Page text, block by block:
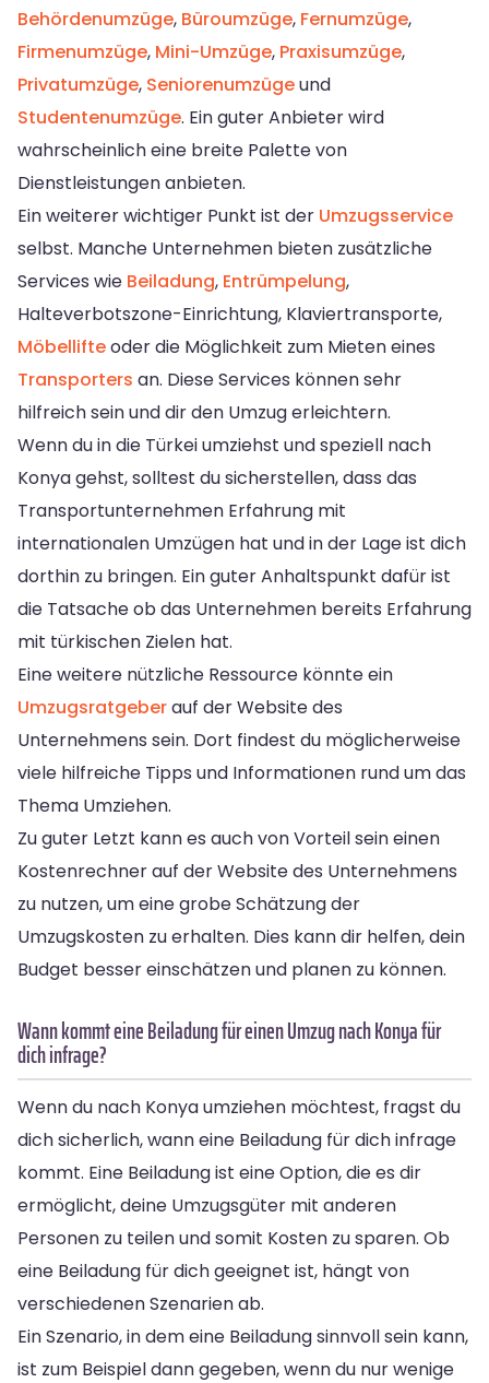
Behördenumzüge, Büroumzüge, Fernumzüge,
Firmenumzüge, Mini-Umzüge, Praxisumzüge,
Privatumzüge, Seniorenumzügeund
Studentenumzüge. Ein guter Anbieter wird
wahrscheinlich eine breite Palette von
Dienstleistungen anbieten.
Ein weiterer wichtiger Punkt ist der Umzugsservice
selbst. Manche Unternehmen bieten zusätzliche
Services wie Beiladung, Entrümpelung,
Halteverbotszone-Einrichtung, Klaviertransporte,
Möbellifteoder die Möglichkeit zum Mieten eines
Transporters an. Diese Services können sehr
hilfreich sein und dir den Umzug erleichtern.
Wenn du in die Türkei umziehst und speziell nach
Konya gehst, solltest du sicherstellen, dass das
Transportunternehmen Erfahrung mit
internationalen Umzügen hat und in der Lage ist dich
dorthin zu bringen. Ein guter Anhaltspunkt dafür ist
die Tatsache ob das Unternehmen bereits Erfahrung
mit türkischen Zielen hat.
Eine weitere nützliche Ressource könnte ein
Umzugsratgeberauf der Website des
Unternehmens sein. Dort findest du möglicherweise
viele hilfreiche Tipps und Informationen rund um das
Thema Umziehen.
Zu guter Letzt kann es auch von Vorteil sein einen
Kostenrechner auf der Website des Unternehmens
zu nutzen, um eine grobe Schätzung der
Umzugskosten zu erhalten. Dies kann dir helfen, dein
Budget besser einschätzen und planen zu können.
Wann kommt eine Beiladung für einen Umzug nach Konya für
dich infrage?
Wenn du nach Konya umziehen möchtest, fragst du
dich sicherlich, wann eine Beiladung für dich infrage
kommt. Eine Beiladung ist eine Option, die es dir
ermöglicht, deine Umzugsgüter mit anderen
Personen zu teilen und somit Kosten zu sparen. Ob
eine Beiladung für dich geeignet ist, hängt von
verschiedenen Szenarien ab.
Ein Szenario, in dem eine Beiladung sinnvoll sein kann,
ist zum Beispiel dann gegeben, wenn du nur wenige